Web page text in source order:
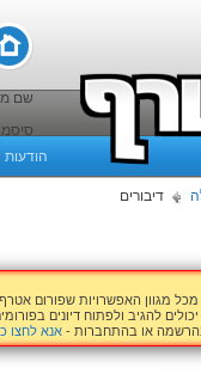
שם
הודעות
דיבורים
מגוון האפשרויות שפורום
להגיב ולפתוח דיונים
או בהתחברות - אנא לחצו